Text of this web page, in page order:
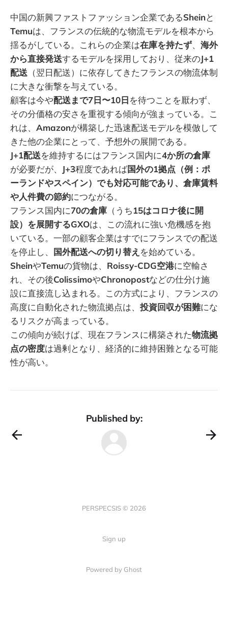
中国の新興ファストファッション企業であるSheinと
Temuは、フランスの伝統的な物流モデルを根本から
揺るがしている。これらの企業は在庫を持たず、 海外
から直接発送するモデルを採用しており、従来のJ+1
配送 （翌日配送）に依存してきたフランスの物流体制
に大きな衝撃を与えている。
顧客は今や配送まで7日〜10日を待つことを厭わず、
その分価格の安さを重視する傾向が強まっている。こ
れは、 Amazonが構築した迅速配送モデルを模倣して
きた他の企業にとって、予想外の展開である。
J+1配送を維持するにはフランス国内に4か所の倉庫
が必要だが、 J+3程度であれば国外の1拠点（例：ポ
ーランドやスペイン）でも対応可能であり、倉庫賃料
や人件費の節約につながる。
フランス国内に70の倉庫 （うち15はコロナ後に開
設）を展開するGXOは、この流れに強い危機感を抱
いている。一部の顧客企業はすでにフランスでの配送
を停止し、
国外配送への切り替え を始めている。
SheinやTemuの貨物は、 Roissy-CDG空港に空輸さ
れ、その後ColissimoやChronopostなどの仕分け施
設に直接流し込まれる。この方式により、フランスの
高度に自動化された物流拠点は、 投資回収が困難にな
るリスクが高まっている。
この傾向が続けば、現在フランスに構築された物流拠
点の密度は過剰となり、経済的に維持困難となる可能
性が高い。
Published by:
PERSPECSIS © 2026
Sign up
Powered by Ghost